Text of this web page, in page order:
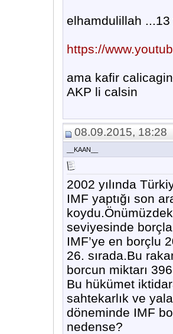
elhamdulillah
https://
ama kafir
AKP li calsin
08.09.2015, 18:28
__KAAN__
2002 yılında
IMF yaptığı son
seviyesinde
IMF’ye en borçlu
26. sırada.Bu
borcun miktarı
Bu hükümet
sahtekarlık ve
döneminde IMF
nedense?